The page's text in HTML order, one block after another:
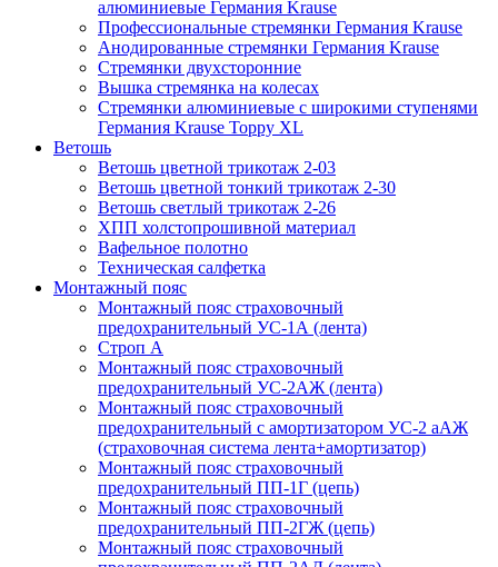
алюминиевые Германия Krause
Профессиональные стремянки Германия Krause
Анодированные стремянки Германия Krause
Стремянки двухсторонние
Вышка стремянка на колесах
Стремянки алюминиевые c широкими ступенями
Германия Krause Toppy XL
Ветошь
Ветошь цветной трикотаж 2-03
Ветошь цветной тонкий трикотаж 2-30
Ветошь светлый трикотаж 2-26
ХПП холстопрошивной материал
Вафельное полотно
Техническая салфетка
Монтажный пояс
Монтажный пояс страховочный
предохранительный УС-1А (лента)
Строп А
Монтажный пояс страховочный
предохранительный УС-2АЖ (лента)
Монтажный пояс страховочный
предохранительный с амортизатором УС-2 аАЖ
(страховочная система лента+амортизатор)
Монтажный пояс страховочный
предохранительный ПП-1Г (цепь)
Монтажный пояс страховочный
предохранительный ПП-2ГЖ (цепь)
Монтажный пояс страховочный